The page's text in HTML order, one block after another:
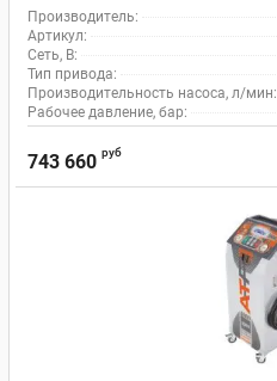
Производитель:
Артикул:
Сеть, В:
Тип привода:
Производительность насоса, л/мин:
Рабочее давление, бар:
743 660 руб